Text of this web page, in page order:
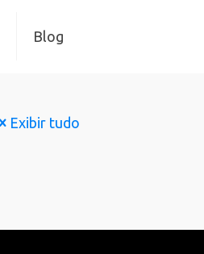
Blog
Exibir tudo